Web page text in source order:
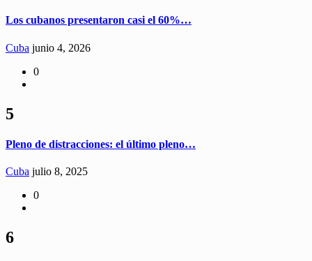
Los cubanos presentaron casi el 60%…
Cuba junio 4, 2026
0
5
Pleno de distracciones: el último pleno…
Cuba julio 8, 2025
0
6